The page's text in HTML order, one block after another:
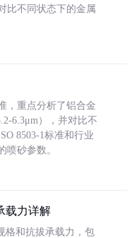
比不同状态下的金属
，重点分析了铝合金
6.3μm），并对比不
8503-1标准和行业
喷砂参数。
载力详解
格和抗拔承载力，包